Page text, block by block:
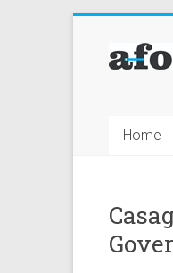
contentA
Espírito
Santo
Home